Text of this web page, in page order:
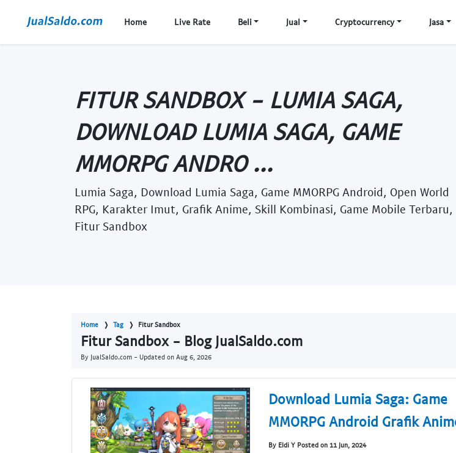
Home Live Rate Beli Jual Cryptocurrency Jasa
FITUR SANDBOX - LUMIA SAGA,
DOWNLOAD LUMIA SAGA, GAME
MMORPG ANDRO ...
Lumia Saga, Download Lumia Saga, Game MMORPG Android, Open World
RPG, Karakter Imut, Grafik Anime, Skill Kombinasi, Game Mobile Terbaru,
Fitur Sandbox
Home Tag Fitur Sandbox
Fitur Sandbox - Blog JualSaldo.com
By JualSaldo.com - Updated on Aug 6, 2026
Download Lumia Saga: Game
MMORPG Android Grafik
By Eldi Y Posted on 11 Jun, 2024